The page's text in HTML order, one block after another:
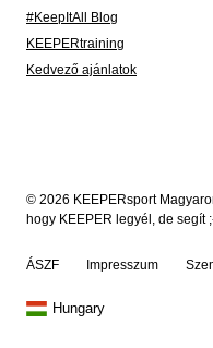
#KeepItAll Blog
KEEPERtraining
Kedvező ajánlatok
© 2026 KEEPERsport
hogy KEEPER legyél, de segít
ÁSZF Impresszum
Hungary